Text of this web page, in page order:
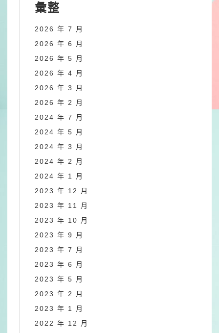
彙整
2026 年 7 月
2026 年 6 月
2026 年 5 月
2026 年 4 月
2026 年 3 月
2026 年 2 月
2024 年 7 月
2024 年 5 月
2024 年 3 月
2024 年 2 月
2024 年 1 月
2023 年 12 月
2023 年 11 月
2023 年 10 月
2023 年 9 月
2023 年 7 月
2023 年 6 月
2023 年 5 月
2023 年 2 月
2023 年 1 月
2022 年 12 月